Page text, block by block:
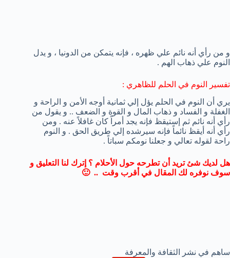
و من رأي أنه نائم علي ظهره ، فإنه يتمكن من الدونيا ، و يدل
النوم علي ذهاب الهم .
تفسير النوم في الحلم للظاهري :
يري أن النوم في الحلم يؤل إلي ثمانية أوجه الأمن و الراحة و
الغفلة و الفساد و ذهاب المال و القوة و الضعف .. و يقول من
رأي أنه نائم ثم إستيقظ فإنه يجد أمراً كان غافلاً عنه . ومن
رأي أنه أيقظ نائماً فإنه سيرشده إلي طريق الحق . و النوم
راحة لقوله تعالي و جعلنا نومكم سباتاً .
هل لديك شئ تريد أن تطرحه حول الأحلام ؟ إترك لنا التعليق و
سوف نوفره لك المقال في أقرب وقت .. 🙂
ساهم في نشر الثقافة والمعرفة